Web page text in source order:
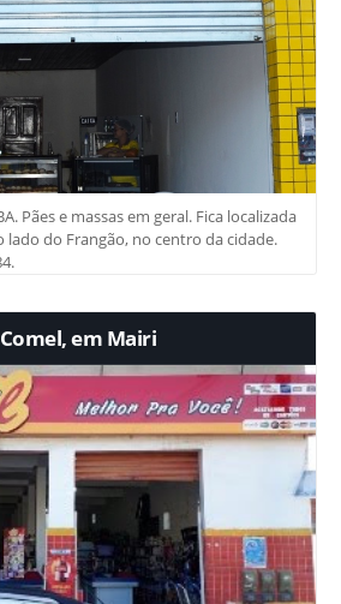
Pães e massas em geral. Fica localizada
lado do Frangão, no centro da cidade.
em Mairi